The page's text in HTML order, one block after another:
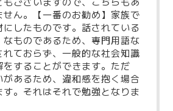
ん。【一番のお勧め】家族で
したものです。話されている
ものであるため、専門用語な
ておらず、一般的な社会知識
することができます。ただ
があるため、違和感を抱く場合
。それはそれで勉強となりま